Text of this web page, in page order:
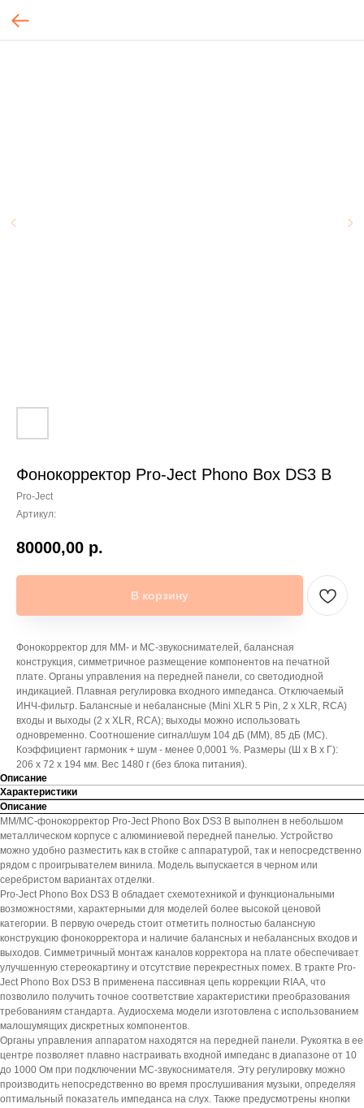
Фонокорректор Pro-Ject Phono Box DS3 B
Pro-Ject
Артикул:
80000,00 р.
В корзину
Фонокорректор для MM- и MC-звукоснимателей, балансная
конструкция, симметричное размещение компонентов на печатной
плате. Органы управления на передней панели, со светодиодной
индикацией. Плавная регулировка входного импеданса. Отключаемый
ИНЧ-фильтр. Балансные и небалансные (Mini XLR 5 Pin, 2 х XLR, RCA)
входы и выходы (2 х XLR, RCA); выходы можно использовать
одновременно. Соотношение сигнал/шум 104 дБ (ММ), 85 дБ (МС).
Коэффициент гармоник + шум - менее 0,0001 %. Размеры (Ш х В х Г):
206 х 72 х 194 мм. Вес 1480 г (без блока питания).
Описание
Характеристики
Описание
MM/MC-фонокорректор Pro-Ject Phono Box DS3 B выполнен в небольшом
металлическом корпусе с алюминиевой передней панелью. Устройство
можно удобно разместить как в стойке с аппаратурой, так и непосредственно
рядом с проигрывателем винила. Модель выпускается в черном или
серебристом вариантах отделки.
Pro-Ject Phono Box DS3 B обладает схемотехникой и функциональными
возможностями, характерными для моделей более высокой ценовой
категории. В первую очередь стоит отметить полностью балансную
конструкцию фонокорректора и наличие балансных и небалансных входов и
выходов. Симметричный монтаж каналов корректора на плате обеспечивает
улучшенную стереокартину и отсутствие перекрестных помех. В тракте Pro-
Ject Phono Box DS3 B применена пассивная цепь коррекции RIAA, что
позволило получить точное соответствие характеристики преобразования
требованиям стандарта. Аудиосхема модели изготовлена с использованием
малошумящих дискретных компонентов.
Органы управления аппаратом находятся на передней панели. Рукоятка в ее
центре позволяет плавно настраивать входной импеданс в диапазоне от 10
до 1000 Ом при подключении MC-звукоснимателя. Эту регулировку можно
производить непосредственно во время прослушивания музыки, определяя
оптимальный показатель импеданса на слух. Также предусмотрены кнопки